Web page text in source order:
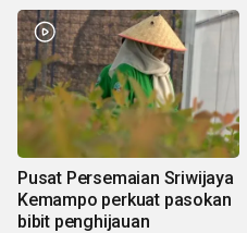
Pusat Persemaian Sriwijaya
Kemampo perkuat pasokan
bibit penghijauan